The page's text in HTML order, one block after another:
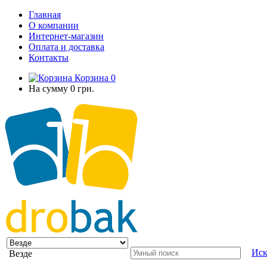
Главная
О компании
Интернет-магазин
Оплата и доставка
Контакты
Корзина 0
На сумму 0 грн.
Везде